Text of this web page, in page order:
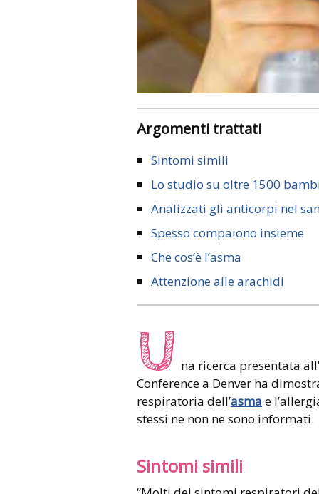
Argomenti trattati
Sintomi simili
Lo studio su oltre 1500
Analizzati gli anticorpi nel
Spesso compaiono insieme
Che cos’è l’asma
Attenzione alle arachidi
U na ricerca presentata
Conference a Denver ha
respiratoria dell’asma e
stessi ne non ne sono informati.
Sintomi simili